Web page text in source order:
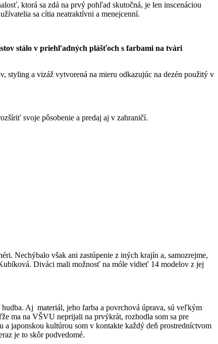
ktorá sa zdá na prvý pohľad skutočná, je len inscenáciou
sa cítia neatraktívni a menejcenní.
stálo v priehľadných plášťoch s farbami na tvári
styling a vizáž vytvorená na mieru odkazujúc na dezén použitý v
svoje pôsobenie a predaj aj v zahraničí.
Nechýbalo však ani zastúpenie z iných krajín a, samozrejme,
Diváci mali možnosť na móle vidieť 14 modelov z jej
Aj materiál, jeho farba a povrchová úprava, sú veľkým
ma na VŠVU neprijali na prvýkrát, rozhodla som sa pre
japonskou kultúrou som v kontakte každý deň prostredníctvom
je to skôr podvedomé.